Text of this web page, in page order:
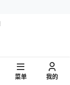
菜单 我的